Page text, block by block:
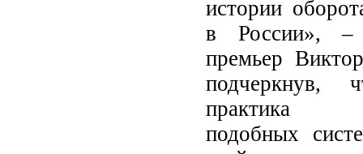
истории
в России», –
премьер
подчеркнув,
практика
подобных